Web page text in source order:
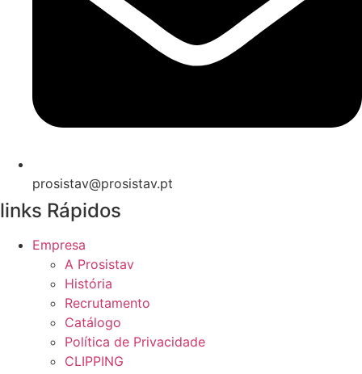
prosistav@prosistav.pt
links Rápidos
Empresa
A Prosistav
História
Recrutamento
Catálogo
Política de Privacidade
CLIPPING